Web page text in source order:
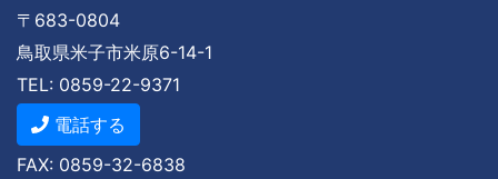
〒683-0804
鳥取県米子市米原6-14-1
TEL: 0859-22-9371
電話する
FAX: 0859-32-6838